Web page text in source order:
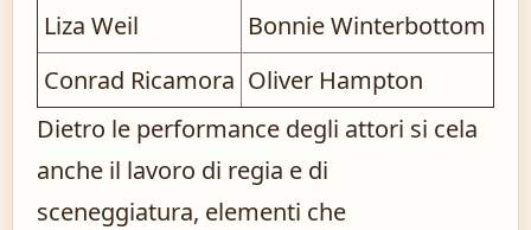
Liza Weil
Bonnie Winterbottom
Conrad Ricamora Oliver Hampton
Dietro le performance degli attori si cela
anche il lavoro di regia e di
sceneggiatura, elementi che